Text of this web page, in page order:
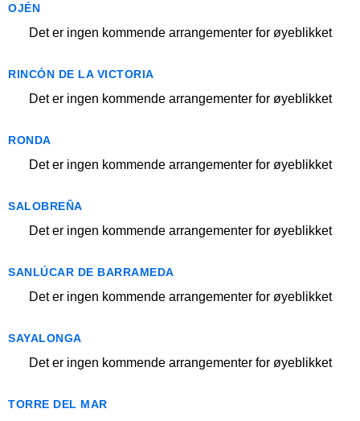
OJÉN
Det er ingen kommende arrangementer for øyeblikket
RINCÓN DE LA VICTORIA
Det er ingen kommende arrangementer for øyeblikket
RONDA
Det er ingen kommende arrangementer for øyeblikket
SALOBREÑA
Det er ingen kommende arrangementer for øyeblikket
SANLÚCAR DE BARRAMEDA
Det er ingen kommende arrangementer for øyeblikket
SAYALONGA
Det er ingen kommende arrangementer for øyeblikket
TORRE DEL MAR